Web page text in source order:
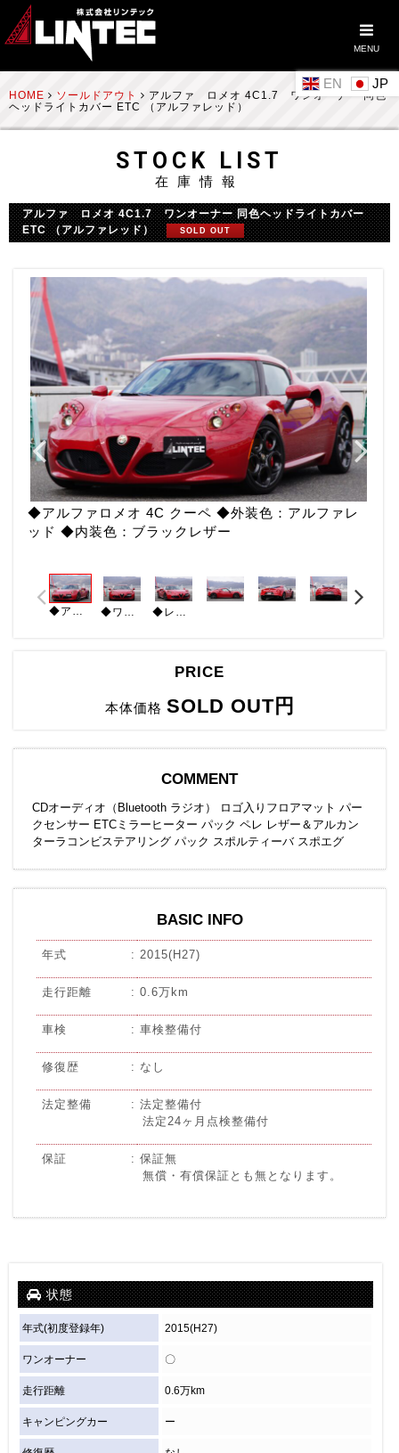
MENU
EN
HOME ソールドアウト
アルファ ロメオ 4C1.7 ワンオーナー 同色
ヘッドライトカバー ETC （アルファレッド）
STOCK LIST
在庫情報
アルファ ロメオ 4C1.7 ワンオーナー 同色ヘッドライトカバー
ETC （アルファレッド）
SOLD OUT
◆アルファロメオ 4C クーペ ◆外装色：アルファレ
ッド ◆内装色：ブラックレザー
◆アルファロメオ 4C クーペ ◆外装色：アルファレッド ◆内装色：ブラックレザー ◆ワンオーナー ◆左ハンドル ◆スポーツエキゾースト ◆スポーツサスペンション ◆ブラックレザーシート ◆レザーハンドブレーキノブ ◆レザー＆アルカンターラコンビステアリング ◆ボディ同色ライトカバー ◆ロゴ入りフロアマット ◆パークセンサー ◆パドルシフト ◆スペアキー
PRICE
本体価格 SOLD OUT円
COMMENT
CDオーディオ（Bluetooth ラジオ） ロゴ入りフロアマット パー
クセンサー ETCミラーヒーター パック ペレ レザー＆アルカン
ターラコンビステアリング パック スポルティーバ スポエグ
BASIC INFO
年式 2015(H27)
走行距離 0.6万km
車検 車検整備付
修復歴 なし
法定整備
法定整備付
法定24ヶ月点検整備付
保証
保証無
無償・有償保証とも無となります。
状態
年式(初度登録年) 2015(H27)
ワンオーナー 〇
走行距離 0.6万km
キャンピングカー ー